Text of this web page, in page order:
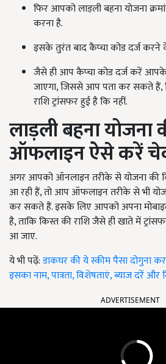
फिर आपको लाड़ली बहना योजना
करना है.
इसके तुरंत बाद कैप्चा कोड दर्ज
जैसे ही आप कैप्चा कोड दर्ज करें
जाएगा, जिससे आप पता कर सकते
राशि ट्रांसफर हुई है कि नहीं.
लाड़ली बहना योजना
ऑफलाइन ऐसे करें
अगर आपको ऑनलाइन तरीके से योजना की
आ रही हैं, तो आप ऑफलाइन तरीके से भी
कर सकते हैं. इसके लिए आपको अपना
है, ताकि किस्त की राशि जैसे ही खाते में
आ जाए.
ये भी पढ़ें:डाकघर की ये स्कीम पैसा दोगुना
इसका नाम, पात्रता, विशेषताएं, ब्याज दरें और
ADVERTISEMENT